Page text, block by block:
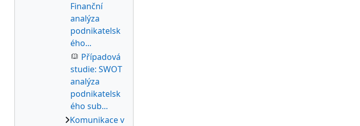
Finanční
analýza
podnikatelsk
ého...
Případová
studie: SWOT
analýza
podnikatelsk
ého sub...
Komunikace v